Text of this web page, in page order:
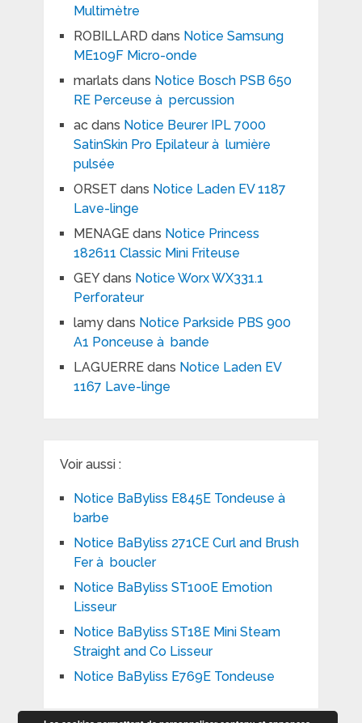
Multimètre
ROBILLARD dans Notice Samsung
ME109F Micro-onde
marlats dans Notice Bosch PSB 650
RE Perceuse à percussion
acdans Notice Beurer IPL 7000
SatinSkin Pro Epilateur à lumière
pulsée
ORSET dans Notice Laden EV 1187
Lave-linge
MENAGEdans Notice Princess
182611 Classic Mini Friteuse
GEYdans Notice Worx WX331.1
Perforateur
lamydans Notice Parkside PBS 900
A1 Ponceuse à bande
LAGUERREdans Notice Laden EV
1167 Lave-linge
Voir aussi :
Notice BaByliss E845E Tondeuse à
barbe
Notice BaByliss 271CE Curl and Brush
Fer à boucler
Notice BaByliss ST100E Emotion
Lisseur
Notice BaByliss ST18E Mini Steam
Straight and Co Lisseur
Notice BaByliss E769E Tondeuse